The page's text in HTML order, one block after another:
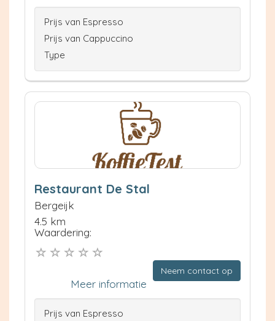
Prijs van Espresso
Prijs van Cappuccino
Type
Restaurant De Stal
Bergeijk
4.5 km
Waardering:
Neem contact op
Meer informatie
Prijs van Espresso